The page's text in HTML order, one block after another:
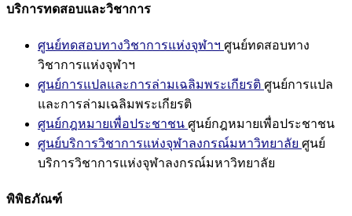
บริการทดสอบและวิชาการ
ศูนย์ทดสอบทางวิชาการแห่งจุฬาฯ ศูนย์ทดสอบทาง
วิชาการแห่งจุฬาฯ
ศูนย์การแปลและการล่ามเฉลิมพระเกียรติ ศูนย์การแปล
และการล่ามเฉลิมพระเกียรติ
ศูนย์กฎหมายเพื่อประชาชน ศูนย์กฎหมายเพื่อประชาชน
ศูนย์บริการวิชาการแห่งจุฬาลงกรณ์มหาวิทยาลัย ศูนย์
บริการวิชาการแห่งจุฬาลงกรณ์มหาวิทยาลัย
พิพิธภัณฑ์